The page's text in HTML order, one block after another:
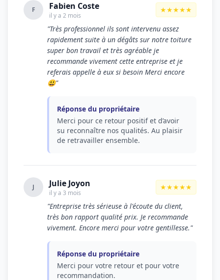
F Fabien Coste
il y a 2 mois
★★★★★
"Très professionnel ils sont intervenu assez
rapidement suite à un dégâts sur notre toiture
super bon travail et très agréable je
recommande vivement cette entreprise et je
referais appelle à eux si besoin Merci encore
😃"
Réponse du propriétaire
Merci pour ce retour positif et d’avoir
su reconnaître nos qualités. Au plaisir
de retravailler ensemble.
J Julie Joyon
il y a 3 mois
★★★★★
"Entreprise très sérieuse à l'écoute du client,
très bon rapport qualité prix. Je recommande
vivement. Encore merci pour votre gentillesse."
Réponse du propriétaire
Merci pour votre retour et pour votre
recommandation.